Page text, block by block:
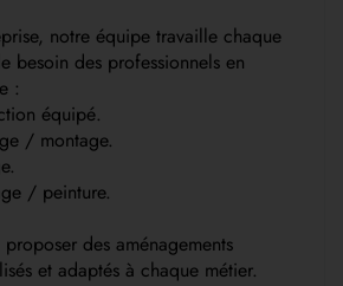
notre équipe travaille chaque
besoin des professionnels en
:
équipé.
/ montage.
/ peinture.
des aménagements
et adaptés à chaque métier.